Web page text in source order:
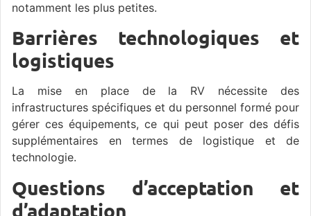
notamment les plus petites.
Barrières technologiques et
logistiques
La mise en place de la RV nécessite des
infrastructures spécifiques et du personnel formé pour
gérer ces équipements, ce qui peut poser des défis
supplémentaires en termes de logistique et de
technologie.
Questions d’acceptation et
d’adaptation